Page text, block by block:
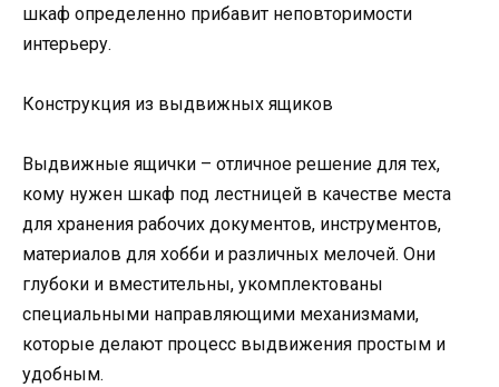
шкаф определенно прибавит неповторимости
интерьеру.
Конструкция из выдвижных ящиков
Выдвижные ящички – отличное решение для тех,
кому нужен шкаф под лестницей в качестве места
для хранения рабочих документов, инструментов,
материалов для хобби и различных мелочей. Они
глубоки и вместительны, укомплектованы
специальными направляющими механизмами,
которые делают процесс выдвижения простым и
удобным.